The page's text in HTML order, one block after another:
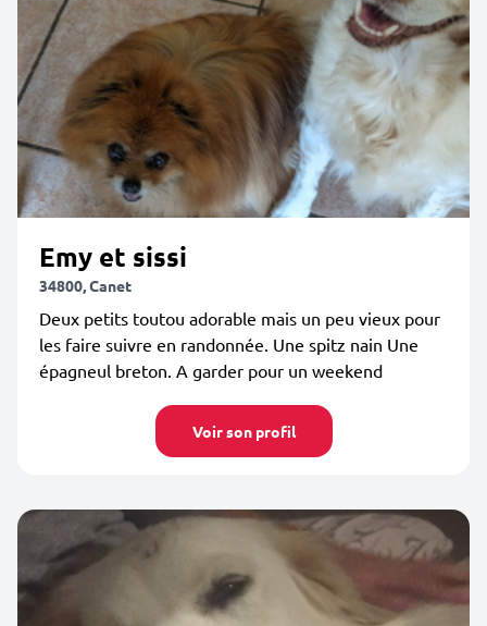
Emy et sissi
34800, Canet
Deux petits toutou adorable mais un peu vieux pour
les faire suivre en randonnée. Une spitz nain Une
épagneul breton. A garder pour un weekend
Voir son profil